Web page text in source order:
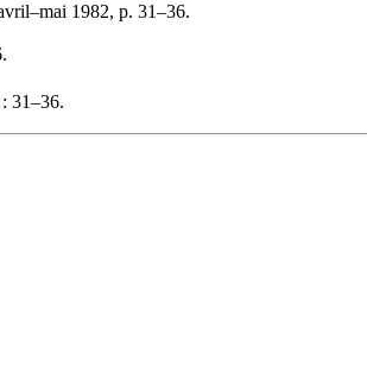
1982, p. 31–36.
31–36.